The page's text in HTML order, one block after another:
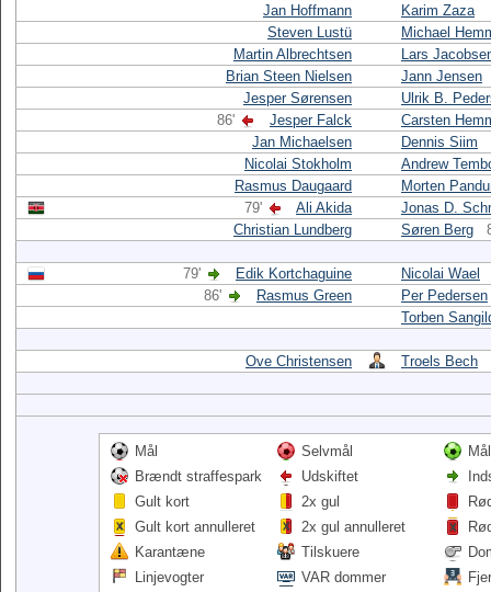
Jan Hoffmann
Karim Zaza
Steven Lustü
Michael
Martin Albrechtsen
Lars
Brian Steen Nielsen
Jann Jensen
Jesper Sørensen
Ulrik B.
86'
Jesper Falck
Carsten
Jan Michaelsen
Dennis Siim
Nicolai Stokholm
Andrew
Rasmus Daugaard
Morten
79'
Ali Akida
Jonas D.
Christian Lundberg
Søren Berg
79' Edik Kortchaguine
Nicolai Wael
86'
Rasmus Green
Per Pedersen
Torben
Ove Christensen Troels Bech
Mål Selvmål
Brændt straffespark
Udskiftet
Gult kort
2x gul
Gult kort annulleret
2x gul annulleret
Karantæne
Tilskuere
Linjevogter
VAR dommer